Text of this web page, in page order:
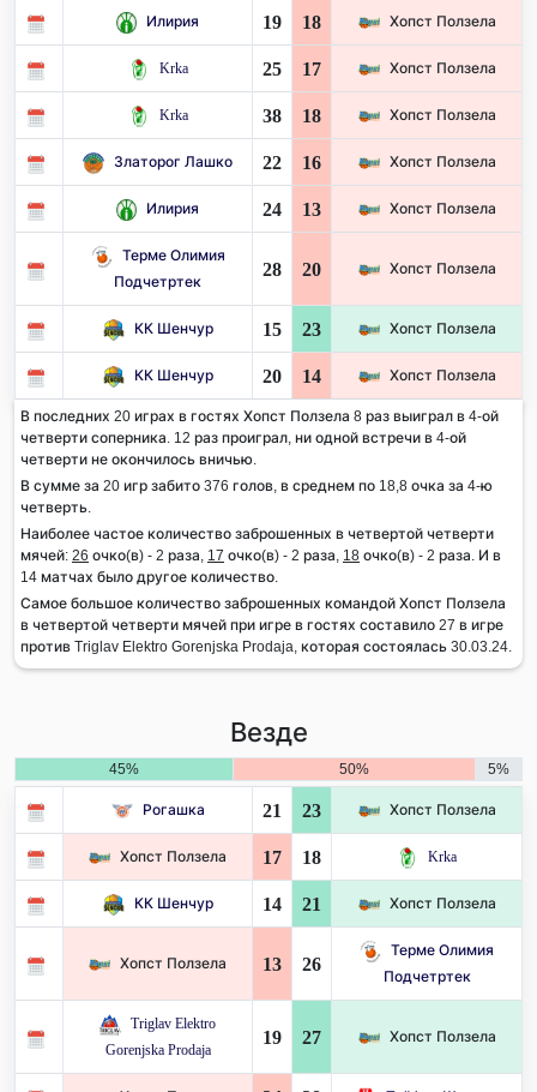
Илирия 19 18 Хопст Ползела
Krka 25 17 Хопст Ползела
Krka 38 18 Хопст Ползела
Златорог Лашко 22 16 Хопст Ползела
Илирия 24 13 Хопст Ползела
Терме Олимия
Подчетртек
28 20 Хопст Ползела
КК Шенчур 15 23 Хопст Ползела
КК Шенчур 20 14 Хопст Ползела
В последних 20 играх в гостях Хопст Ползела 8 раз выиграл в 4-ой
четверти соперника. 12 раз проиграл, ни одной встречи в 4-ой
четверти не окончилось вничью.
В сумме за 20 игр забито 376 голов, в среднем по 18,8 очка за 4-ю
четверть.
Наиболее частое количество заброшенных в четвертой четверти
мячей: 26 очко(в) - 2 раза, 17 очко(в) - 2 раза, 18 очко(в) - 2 раза. И в
14 матчах было другое количество.
Самое большое количество заброшенных командой Хопст Ползела
в четвертой четверти мячей при игре в гостях составило 27 в игре
против Triglav Elektro Gorenjska Prodaja, которая состоялась 30.03.24.
Везде
45% 50% 5%
Рогашка 21 23 Хопст Ползела
Хопст Ползела 17 18 Krka
КК Шенчур 14 21 Хопст Ползела
Хопст Ползела 13 26
Терме Олимия
Подчетртек
Triglav Elektro
Gorenjska Prodaja
19 27 Хопст Ползела